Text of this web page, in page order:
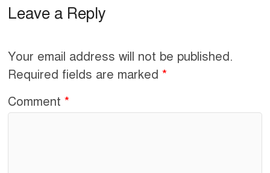
e
o
o
e
Leave a Reply
Your email address will not be published.
Required fields are marked*
Comment*